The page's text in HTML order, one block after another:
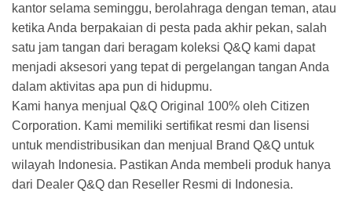
kantor selama seminggu, berolahraga dengan teman, atau
ketika Anda berpakaian di pesta pada akhir pekan, salah
satu jam tangan dari beragam koleksi Q&Q kami dapat
menjadi aksesori yang tepat di pergelangan tangan Anda
dalam aktivitas apa pun di hidupmu.
Kami hanya menjual Q&Q Original 100% oleh Citizen
Corporation. Kami memiliki sertifikat resmi dan lisensi
untuk mendistribusikan dan menjual Brand Q&Q untuk
wilayah Indonesia. Pastikan Anda membeli produk hanya
dari Dealer Q&Q dan Reseller Resmi di Indonesia.